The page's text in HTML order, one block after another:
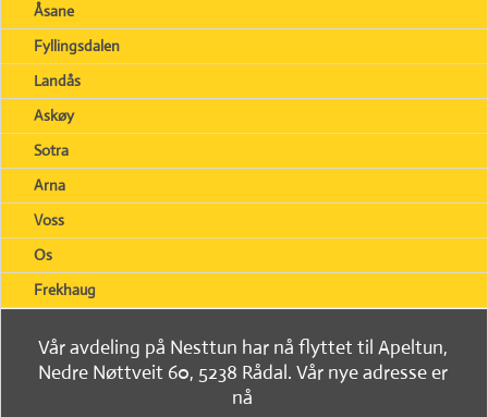
Åsane
Fyllingsdalen
Landås
Askøy
Sotra
Arna
Voss
Os
Frekhaug
Vår avdeling på Nesttun har nå flyttet til Apeltun,
Nedre Nøttveit 60, 5238 Rådal. Vår nye adresse er
nå